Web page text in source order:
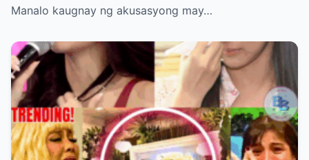
Manalo kaugnay ng akusasyong may…